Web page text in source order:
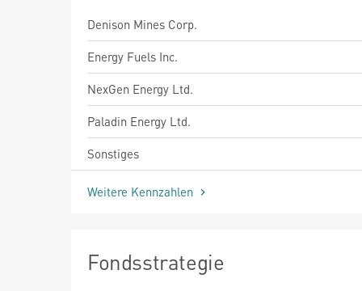
Denison Mines Corp.
Energy Fuels Inc.
NexGen Energy Ltd.
Paladin Energy Ltd.
Sonstiges
Weitere Kennzahlen
Fondsstrategie